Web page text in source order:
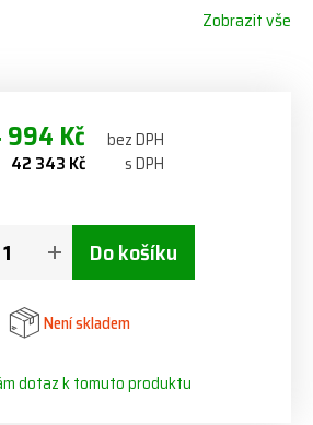
Zobrazit vše
Kč bez DPH
42 343 Kč s DPH
Do košíku
Není skladem
dotaz k tomuto produktu